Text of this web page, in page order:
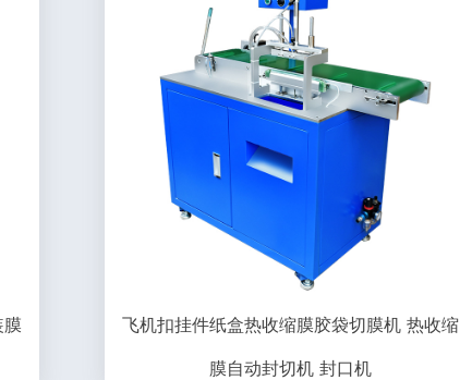
飞机扣挂件纸盒热收缩膜胶袋切膜机 热收缩
膜自动封切机 封口机